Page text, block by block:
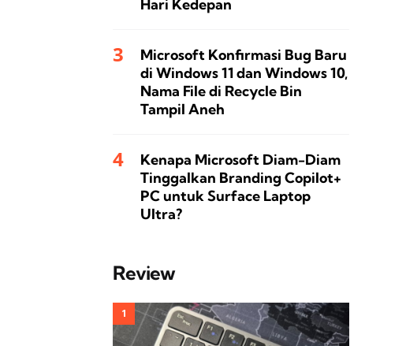
Hari Kedepan
Microsoft Konfirmasi Bug Baru
di Windows 11 dan Windows 10,
Nama File di Recycle Bin
Tampil Aneh
Kenapa Microsoft Diam-Diam
Tinggalkan Branding Copilot+
PC untuk Surface Laptop
Ultra?
Review